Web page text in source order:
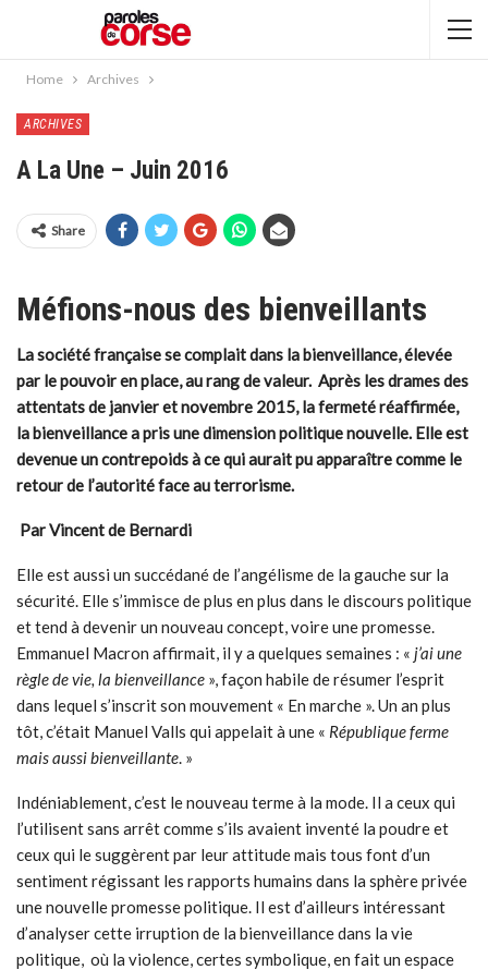
Home Archives
ARCHIVES
A La Une – Juin 2016
Share
Méfions-nous des bienveillants
La société française se complait dans la bienveillance, élevée
par le pouvoir en place, au rang de valeur. Après les drames des
attentats de janvier et novembre 2015, la fermeté réaffirmée,
la bienveillance a pris une dimension politique nouvelle. Elle est
devenue un contrepoids à ce qui aurait pu apparaître comme le
retour de l’autorité face au terrorisme.
Par Vincent de Bernardi
Elle est aussi un succédané de l’angélisme de la gauche sur la
sécurité. Elle s’immisce de plus en plus dans le discours politique
et tend à devenir un nouveau concept, voire une promesse.
Emmanuel Macron affirmait, il y a quelques semaines : « j’ai une
règle de vie, la bienveillance », façon habile de résumer l’esprit
dans lequel s’inscrit son mouvement « En marche ». Un an plus
tôt, c’était Manuel Valls qui appelait à une « République ferme
mais aussi bienveillante. »
Indéniablement, c’est le nouveau terme à la mode. Il a ceux qui
l’utilisent sans arrêt comme s’ils avaient inventé la poudre et
ceux qui le suggèrent par leur attitude mais tous font d’un
sentiment régissant les rapports humains dans la sphère privée
une nouvelle promesse politique. Il est d’ailleurs intéressant
d’analyser cette irruption de la bienveillance dans la vie
politique, où la violence, certes symbolique, en fait un espace